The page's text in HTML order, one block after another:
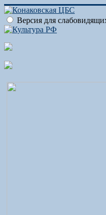
Версия для